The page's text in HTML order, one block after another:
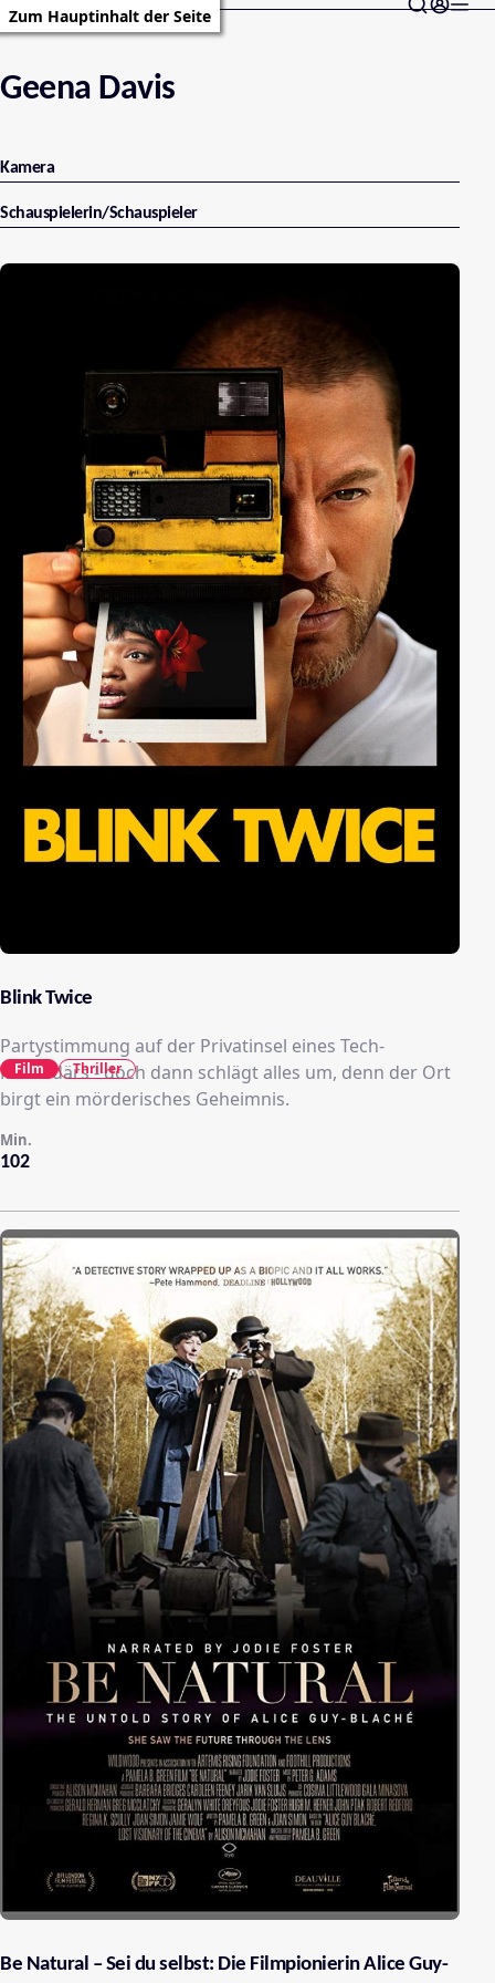
Zum Hauptinhalt der Seite
Geena Davis
Kamera
Schauspielerin/Schauspieler
Blink Twice
Partystimmung auf der Privatinsel eines Tech-
Milliardärs - doch dann schlägt alles um, denn der Ort
birgt ein mörderisches Geheimnis.
102
Min.
Film Thriller
Be Natural – Sei du selbst: Die Filmpionierin Alice Guy-